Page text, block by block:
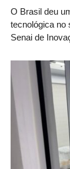
O Brasil deu
tecnológica no
Senai de